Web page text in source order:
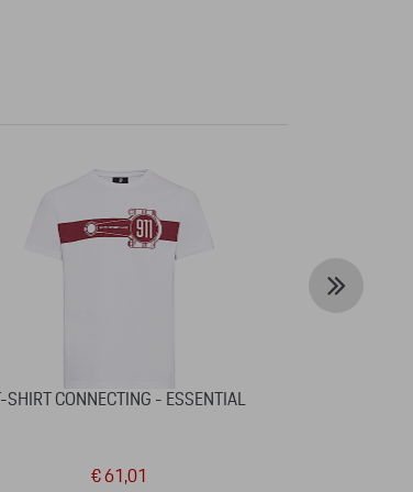
T-SHIRT CONNECTING - ESSENTIAL
€ 61,01